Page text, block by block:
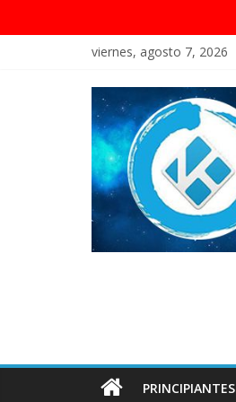
viernes, agosto 7, 2026
PRINCIPIANTES